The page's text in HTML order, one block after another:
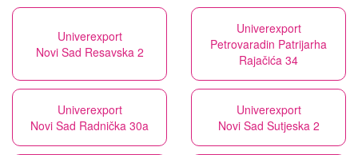
Univerexport
Novi Sad Resavska 2
Univerexport
Petrovaradin Patrijarha
Rajačića 34
Univerexport
Novi Sad Radnička 30a
Univerexport
Novi Sad Sutjeska 2